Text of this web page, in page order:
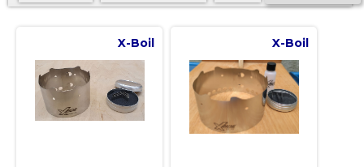
X-Boil X-Boil